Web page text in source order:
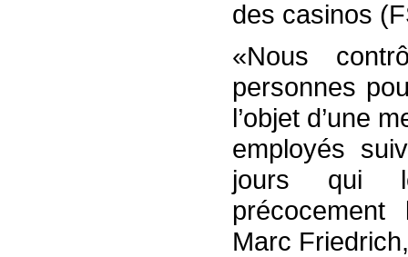
des casinos
«Nous
personnes
l’objet d’une
employés
jours qui
Marc